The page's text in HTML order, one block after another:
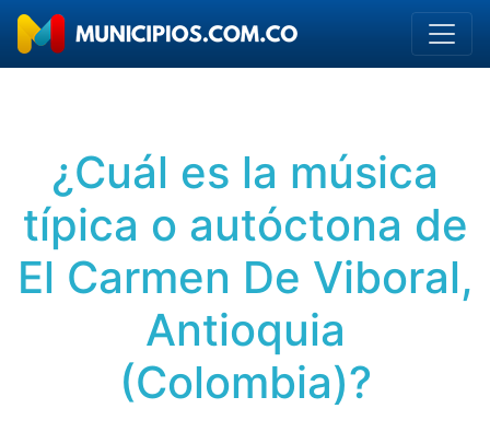
¿Cuál es la música
típica o autóctona de
El Carmen De Viboral,
Antioquia
(Colombia)?